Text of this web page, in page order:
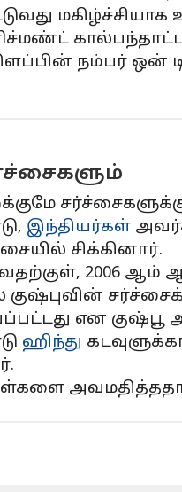
மகிழ்ச்சியாக
நம்பர்
இந்தியர்கள்
சிக்கினார்.
2006 ஆம்
குஷ்புவின்
என குஷ்பூ
ஹிந்து